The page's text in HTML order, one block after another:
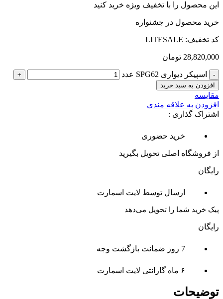
این محصول را با تخفیف ویژه خرید کنید
خرید محصول در جشنواره
کد تخفیف: LITESALE
28,820,000 تومان
اسپیکر دیواری SPG62 عدد
افزودن به سبد خرید
مقایسه
افزودن به علاقه مندی
اشتراک گذاری :
خرید حضوری
از فروشگاه اصلی تحویل بگیرید
رایگان
ارسال توسط لایت اسمارت
پیک خرید شما را تحویل می‌دهد
رایگان
7 روز ضمانت بازگشت وجه
۶ ماه گارانتی لایت اسمارت
توضیحات